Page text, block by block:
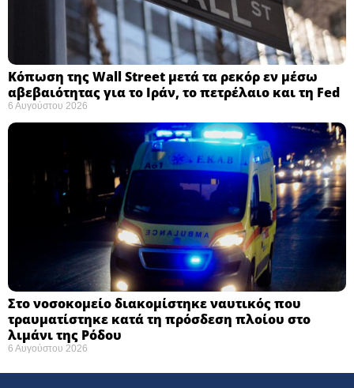
Κόπωση της Wall Street μετά τα ρεκόρ εν μέσω
αβεβαιότητας για το Ιράν, το πετρέλαιο και τη Fed
6 Αυγούστου 2026
Στο νοσοκομείο διακομίστηκε ναυτικός που
τραυματίστηκε κατά τη πρόσδεση πλοίου στο
λιμάνι της Ρόδου
6 Αυγούστου 2026